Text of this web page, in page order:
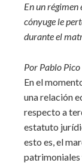
En un régimen
cónyuge le
durante el
Por Pablo
En el
una relación
respecto a
estatuto
esto es, el
patrimoniales